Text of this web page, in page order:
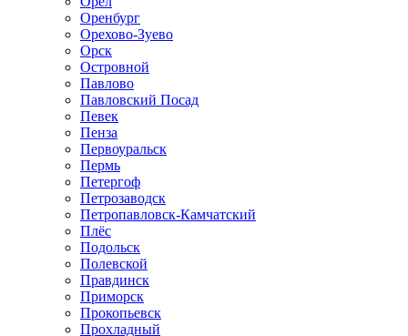
Оренбург
Орехово-Зуево
Орск
Островной
Павлово
Павловский Посад
Певек
Пенза
Первоуральск
Пермь
Петергоф
Петрозаводск
Петропавловск-Камчатский
Плёс
Подольск
Полевской
Правдинск
Приморск
Прокопьевск
Прохладный